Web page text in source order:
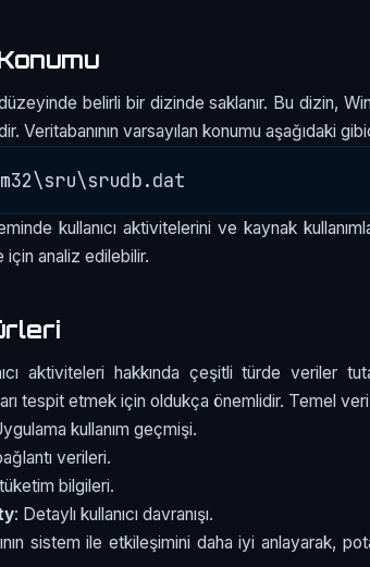
belirli bir dizinde saklanır. Bu dizin,
Veritabanının varsayılan konumu aşağıdaki
kullanıcı aktivitelerini ve kaynak
analiz edilebilir.
aktiviteleri hakkında çeşitli türde veriler
tespit etmek için oldukça önemlidir. Temel
kullanım geçmişi.
verileri.
bilgileri.
: Detaylı kullanıcı davranışı.
sistem ile etkileşimini daha iyi anlayarak,